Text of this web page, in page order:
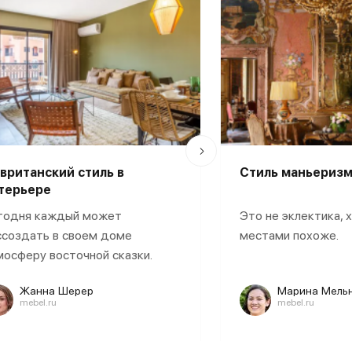
стиль в
каждый может
в своем доме
восточной сказки.
Жанна Шерер
mebel.ru
Стиль
Это не эклектика,
местами похоже.
Марина
mebel.ru